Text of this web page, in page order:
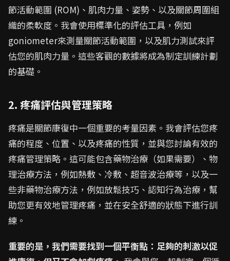
節活動範圍 (ROM)、肌肉力量、姿勢、以及關節周圍組
織的柔軟度。我會使用標準化的評估工具，例如
goniometer來測量關節活動範圍，以及肌力測試來評
估您的肌肉力量。這些客觀的數據將成為制定訓練計劃
的基礎。
2. 疼痛評估與管理策略
疼痛是關節康復中一個重要的考量因素。我會評估您疼
痛的程度、位置、以及疼痛的性質，並與您討論有效的
疼痛管理策略。這可能包含藥物治療（如果需要）、物
理治療方法，例如熱敷、冷敷、超音波治療等，以及一
些非藥物治療方法，例如放鬆技巧、認知行為治療，幫
助您更有效地管理疼痛，並在安全舒適的狀態下進行訓
練。
重要的是，我們需要找到一個平衡點：足夠的刺激以促